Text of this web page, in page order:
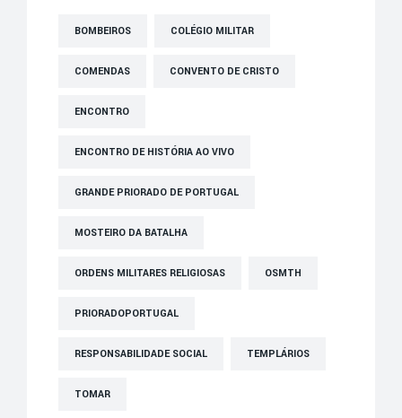
BOMBEIROS COLÉGIO MILITAR
COMENDAS CONVENTO DE CRISTO
ENCONTRO
ENCONTRO DE HISTÓRIA AO VIVO
GRANDE PRIORADO DE PORTUGAL
MOSTEIRO DA BATALHA
ORDENS MILITARES RELIGIOSAS OSMTH
PRIORADOPORTUGAL
RESPONSABILIDADE SOCIAL TEMPLÁRIOS
TOMAR